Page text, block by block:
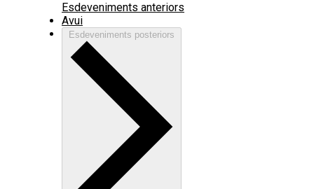
Esdeveniments anteriors
Avui
Esdeveniments posteriors